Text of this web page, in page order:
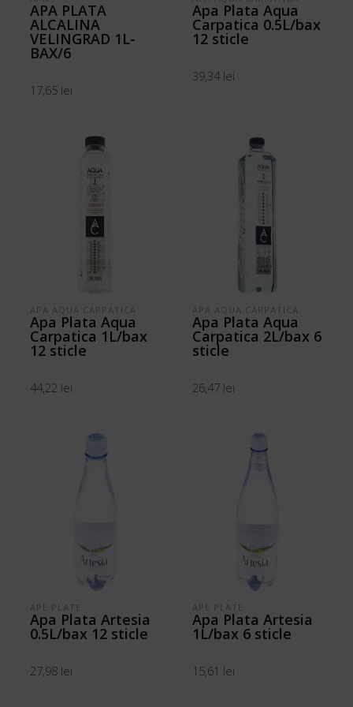
APA PLATA
ALCALINA
VELINGRAD 1L-
BAX/6
17,65 lei
Apa Plata Aqua
Carpatica 0.5L/bax
12 sticle
39,34 lei
APA AQUA CARPATICA
Apa Plata Aqua
Carpatica 1L/bax
12 sticle
44,22 lei
APA AQUA CARPATICA
Apa Plata Aqua
Carpatica 2L/bax 6
sticle
26,47 lei
APE PLATE
Apa Plata Artesia
0.5L/bax 12 sticle
27,98 lei
APE PLATE
Apa Plata Artesia
1L/bax 6 sticle
15,61 lei